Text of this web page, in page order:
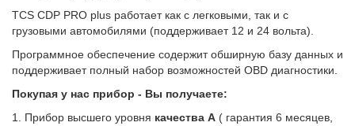
TCS CDP PRO plus работает как с легковыми, так и с
грузовыми автомобилями (поддерживает 12 и 24 вольта).
Программное обеспечение содержит обширную базу данных и
поддерживает полный набор возможностей OBD диагностики.
Покупая у нас прибор - Вы получаете:
1. Прибор высшего уровня качества А ( гарантия 6 месяцев,